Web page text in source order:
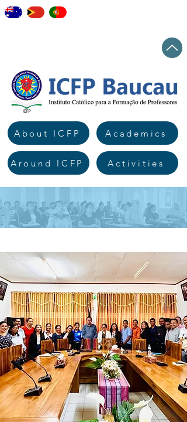
About ICFP Academics
Around ICFP Activities